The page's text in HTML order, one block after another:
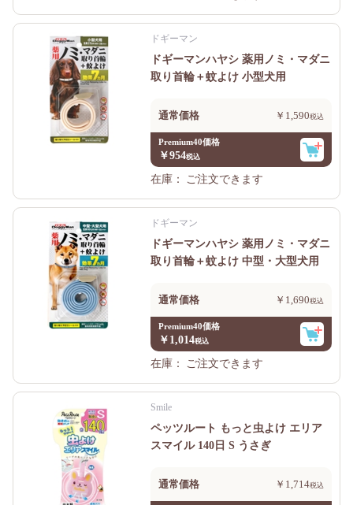
ドギーマン
ドギーマンハヤシ 薬用ノミ・マダニ
取り首輪＋蚊よけ 小型犬用
通常価格 ￥1,590
Premium40価格
￥954
在庫：
ご注文できます
ドギーマン
ドギーマンハヤシ 薬用ノミ・マダニ
取り首輪＋蚊よけ 中型・大型犬用
通常価格 ￥1,690
Premium40価格
￥1,014
在庫：
ご注文できます
Smile
ペッツルート もっと虫よけ エリア
スマイル 140日 S うさぎ
通常価格 ￥1,714